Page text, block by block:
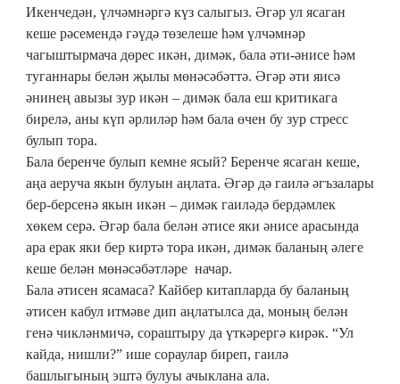
Икенчедән, үлчәмнәргә күз салыгыз. Әгәр ул ясаган
кеше рәсемендә гәүдә төзе­леше һәм үлчәмнәр
чагыштырмача дөрес икән, димәк, бала әти-әнисе һәм
туганнары белән җылы мөнәсәбәттә. Әгәр әти яисә
әнинең авызы зур икән – димәк бала еш критикага
бирелә, аны күп әрлиләр һәм бала өчен бу зур стресс
булып тора.
Бала беренче булып кемне ясый? Беренче ясаган кеше,
аңа аеруча якын булуын аңлата. Әгәр дә гаилә әгъзалары
бер-берсенә якын икән – димәк гаиләдә бердәмлек
хөкем серә. Әгәр бала белән әтисе яки әнисе арасында
ара ерак яки бер киртә тора икән, димәк баланың әлеге
кеше белән мөнәсәбәтләре начар.
Бала әтисен ясамаса? Кайбер китапларда бу баланың
әтисен кабул итмәве дип аңлатылса да, моның белән
генә чикләнмичә, сораштыру да үт­кәрергә кирәк. “Ул
кайда, нишли?” ише сораулар биреп, гаилә
башлыгының эштә булуы ачыклана ала.